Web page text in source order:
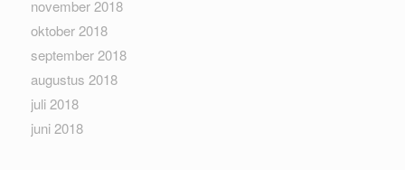
november 2018
oktober 2018
september 2018
augustus 2018
juli 2018
juni 2018